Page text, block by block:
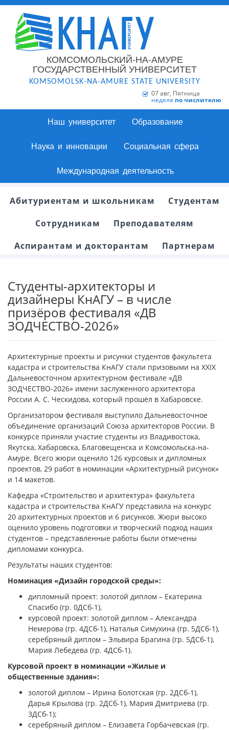
КОМСОМОЛЬСКИЙ-НА-АМУРЕ
ГОСУДАРСТВЕННЫЙ УНИВЕРСИТЕТ
KOMSOMOLSK-NA-AMURE STATE UNIVERSITY
07 авг, Пятница
неделя по числителю
Наш университет Образование
Наука и инновации Социальная сфера
Международная деятельность
Абитуриентам и школьникам
Студентам
Сотрудникам
Преподавателям
Аспирантам и докторантам
Партнерам
Студенты-архитекторы и
дизайнеры КнАГУ – в числе
призёров фестиваля «ДВ
ЗОДЧЕСТВО-2026»
Архитектурные проекты и рисунки студентов факультета
кадастра и строительства КнАГУ стали призовыми на ХХIX
Дальневосточном архитектурном фестивале «ДВ
ЗОДЧЕСТВО-2026» имени заслуженного архитектора
России А. С. Ческидова, который прошёл в Хабаровске.
Организатором фестиваля выступило Дальневосточное
объединение организаций Союза архитекторов России. В
конкурсе приняли участие студенты из Владивостока,
Якутска, Хабаровска, Благовещенска и Комсомольска-на-
Амуре. Всего жюри оценило 126 курсовых и дипломных
проектов, 29 работ в номинации «Архитектурный рисунок»
и 14 макетов.
Кафедра «Строительство и архитектура» факультета
кадастра и строительства КнАГУ представила на конкурс
20 архитектурных проектов и 6 рисунков. Жюри высоко
оценило уровень подготовки и творческий подход наших
студентов – представленные работы были отмечены
дипломами конкурса.
Результаты наших студентов:
Номинация «Дизайн городской среды»:
дипломный проект: золотой диплом – Екатерина
Спасибо (гр. 0ДСб-1),
курсовой проект: золотой диплом – Александра
Немерова (гр. 4ДСб-1), Наталья Симухина (гр. 5ДСб-1),
серебряный диплом – Эльвира Брагина (гр. 5ДСб-1),
Мария Лебедева (гр. 4ДСб-1).
Курсовой проект в номинации «Жилые и
общественные здания»:
золотой диплом – Ирина Болотская (гр. 2ДСб-1),
Дарья Крылова (гр. 2ДСб-1), Мария Дмитриева (гр.
3ДСб-1);
серебряный диплом – Елизавета Горбачевская (гр.